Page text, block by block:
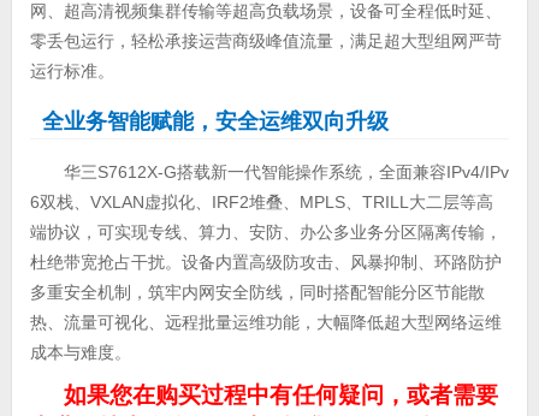
网、超高清视频集群传输等超高负载场景，设备可全程低时延、
零丢包运行，轻松承接运营商级峰值流量，满足超大型组网严苛
运行标准。
全业务智能赋能，安全运维双向升级
华三S7612X-G搭载新一代智能操作系统，全面兼容IPv4/IPv
6双栈、VXLAN虚拟化、IRF2堆叠、MPLS、TRILL大二层等高
端协议，可实现专线、算力、安防、办公多业务分区隔离传输，
杜绝带宽抢占干扰。设备内置高级防攻击、风暴抑制、环路防护
多重安全机制，筑牢内网安全防线，同时搭配智能分区节能散
热、流量可视化、远程批量运维功能，大幅降低超大型网络运维
成本与难度。
如果您在购买过程中有任何疑问，或者需要